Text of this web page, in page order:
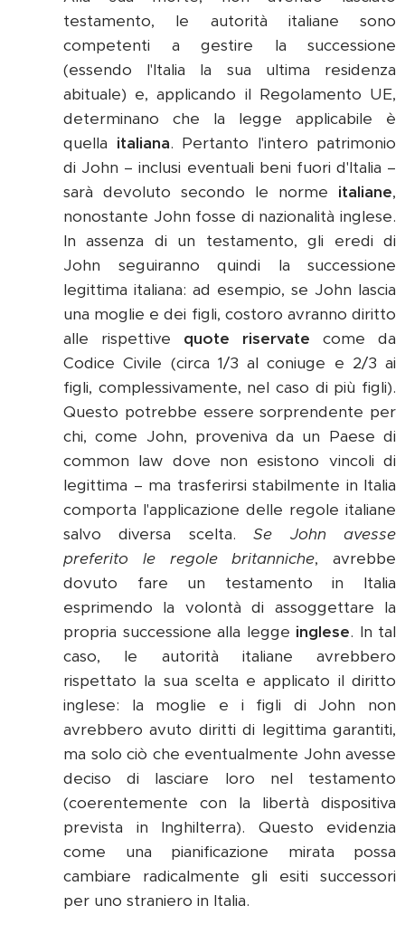
testamento, le autorità italiane sono
competenti a gestire la successione
(essendo l'Italia la sua ultima residenza
abituale) e, applicando il Regolamento UE,
determinano che la legge applicabile è
quella italiana. Pertanto l'intero patrimonio
di John – inclusi eventuali beni fuori d'Italia –
sarà devoluto secondo le norme italiane,
nonostante John fosse di nazionalità inglese.
In assenza di un testamento, gli eredi di
John seguiranno quindi la successione
legittima italiana: ad esempio, se John lascia
una moglie e dei figli, costoro avranno diritto
alle rispettive quote riservate come da
Codice Civile (circa 1/3 al coniuge e 2/3 ai
figli, complessivamente, nel caso di più figli).
Questo potrebbe essere sorprendente per
chi, come John, proveniva da un Paese di
common law dove non esistono vincoli di
legittima – ma trasferirsi stabilmente in Italia
comporta l'applicazione delle regole italiane
salvo diversa scelta.Se John avesse
preferito le regole britanniche, avrebbe
dovuto fare un testamento in Italia
esprimendo la volontà di assoggettare la
propria successione alla legge inglese. In tal
caso, le autorità italiane avrebbero
rispettato la sua scelta e applicato il diritto
inglese: la moglie e i figli di John non
avrebbero avuto diritti di legittima garantiti,
ma solo ciò che eventualmente John avesse
deciso di lasciare loro nel testamento
(coerentemente con la libertà dispositiva
prevista in Inghilterra). Questo evidenzia
come una pianificazione mirata possa
cambiare radicalmente gli esiti successori
per uno straniero in Italia.